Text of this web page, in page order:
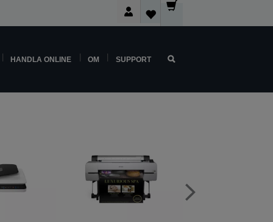
HANDLA ONLINE OM SUPPORT